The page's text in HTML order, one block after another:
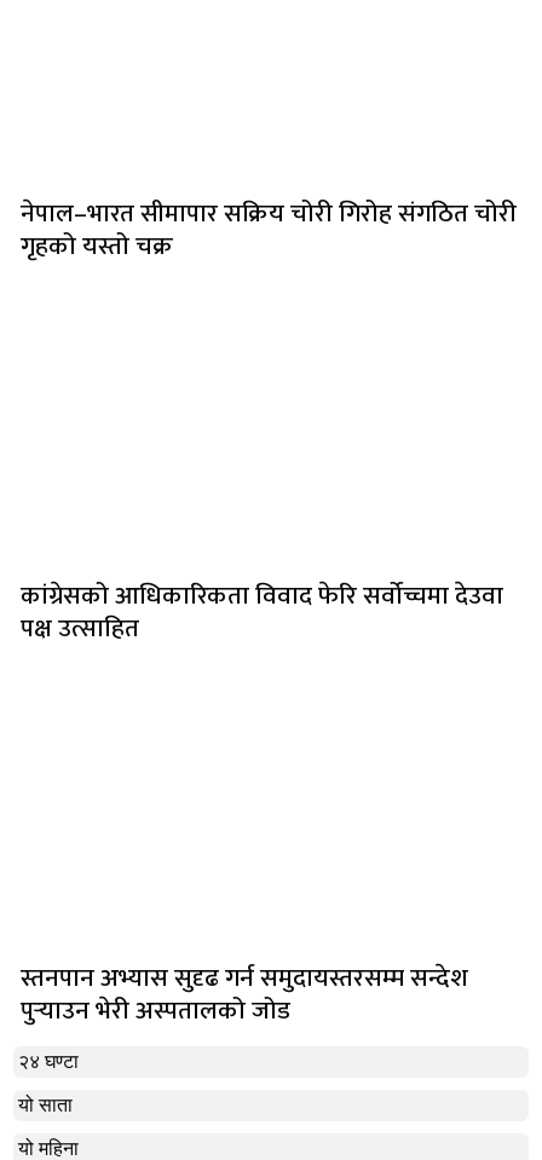
२४ घण्टा
यो साता
यो महिना
नेपाल–भारत सीमापार सक्रिय चोरी गिरोह संगठित चोरी
गृहको यस्तो चक्र
कांग्रेसको आधिकारिकता विवाद फेरि सर्वोच्चमा देउवा
पक्ष उत्साहित
स्तनपान अभ्यास सुदृढ गर्न समुदायस्तरसम्म सन्देश
पुर्‍याउन भेरी अस्पतालको जोड